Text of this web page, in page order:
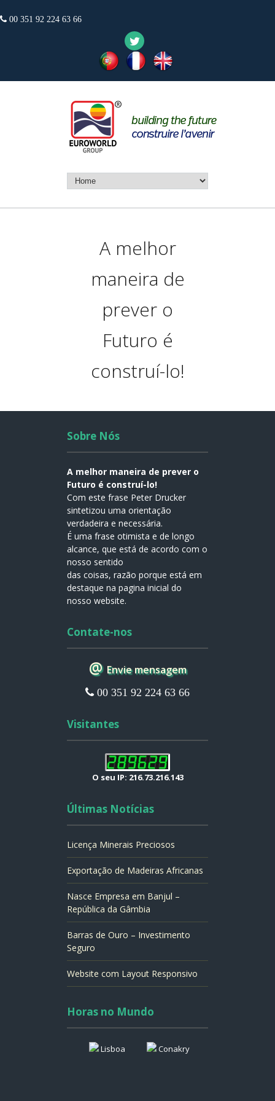
00 351 92 224 63 66
A melhor
maneira de
prever o
Futuro é
construí-lo!
Sobre Nós
A melhor maneira de prever o
Futuro é construí-lo!
Com este frase Peter Drucker
sintetizou uma orientação
verdadeira e necessária.
É uma frase otimista e de longo
alcance, que está de acordo com o
nosso sentido
das coisas, razão porque está em
destaque na pagina inicial do
nosso website.
Contate-nos
@ Envie mensagem
00 351 92 224 63 66
Visitantes
O seu IP: 216.73.216.143
Últimas Notícias
Licença Minerais Preciosos
Exportação de Madeiras Africanas
Nasce Empresa em Banjul –
República da Gâmbia
Barras de Ouro – Investimento
Seguro
Website com Layout Responsivo
Horas no Mundo
Lisboa Conakry